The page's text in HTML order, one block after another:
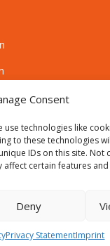
Consent
use technologies like
to these technologies
IDs on this site. Not
certain features
Deny
Privacy StatementImprint